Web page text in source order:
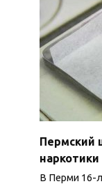
Пермский
В Перми 16-